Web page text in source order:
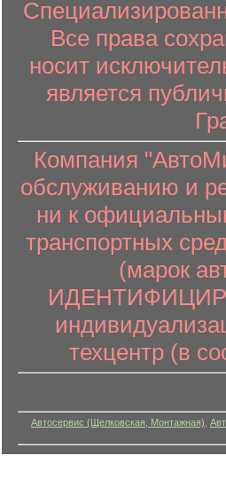
Все права
носит
является
Компания
обслуживанию и
ни к
транспортных
(марок
техцентр (в
Автосервис (Щелковская, Монтажная)